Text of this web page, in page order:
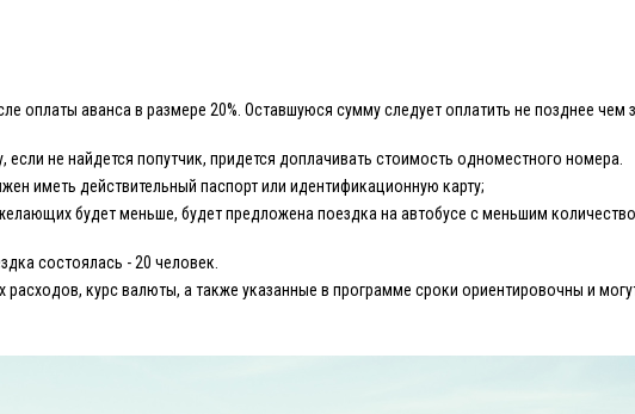
оплаты аванса в размере 20%. Оставшуюся сумму следует оплатить не позднее чем
не найдется попутчик, придется доплачивать стоимость одноместного номера.
иметь действительный паспорт или идентификационную карту;
будет меньше, будет предложена поездка на автобусе с меньшим
состоялась - 20 человек.
курс валюты, а также указанные в программе сроки ориентировочны и